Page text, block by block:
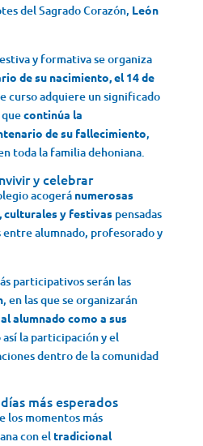
del Sagrado Corazón, León
y formativa se organiza
de su nacimiento, el 14 de
curso adquiere un significado
continúa la
de su fallecimiento,
toda la familia dehoniana.
y celebrar
acogerá numerosas
culturales y festivaspensadas
alumnado, profesorado y
participativos serán las
, en las que se organizarán
alumnado como a sus
la participación y el
dentro de la comunidad
más esperados
los momentos más
con eltradicional